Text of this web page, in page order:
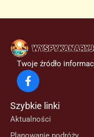
Twoje źródło
Szybkie linki
Aktualności